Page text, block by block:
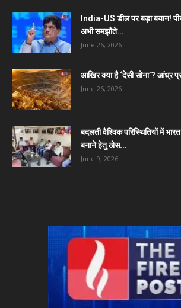
India-US डील पर बड़ा बयान!
अभी समझौते...
June 26, 2026
आखिर क्या है ‘देसी सोना’? आंध्र
June 26, 2026
बदलती वैश्विक परिस्थितियों में
बनाने हेतु ठोस...
June 9, 2026